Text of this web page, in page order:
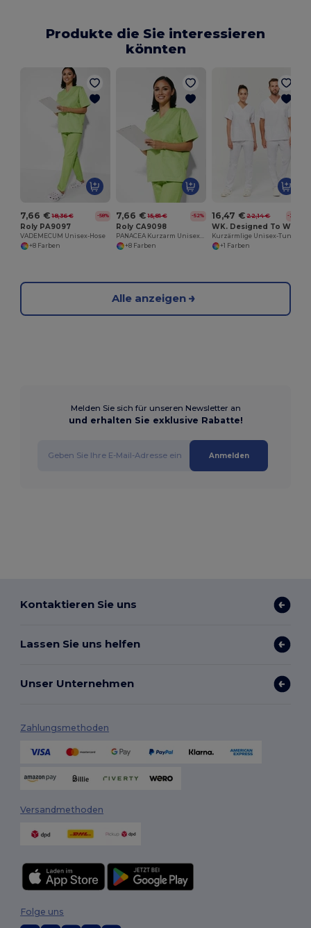
Produkte die Sie interessieren
könnten
7,66 € 18,36 € -58%
Roly PA9097
VADEMECUM Unisex-Hose
+8 Farben
7,66 € 15,81 € -52%
Roly CA9098
+8 Farben
16,47 € 22,14 € -26%
WK. Designed To Work WK504
+1 Farben
Alle anzeigen
Melden Sie sich für unseren Newsletter an
und erhalten Sie exklusive Rabatte!
Anmelden
Kontaktieren Sie uns
Lassen Sie uns helfen
Unser Unternehmen
Zahlungsmethoden
Versandmethoden
Folge uns